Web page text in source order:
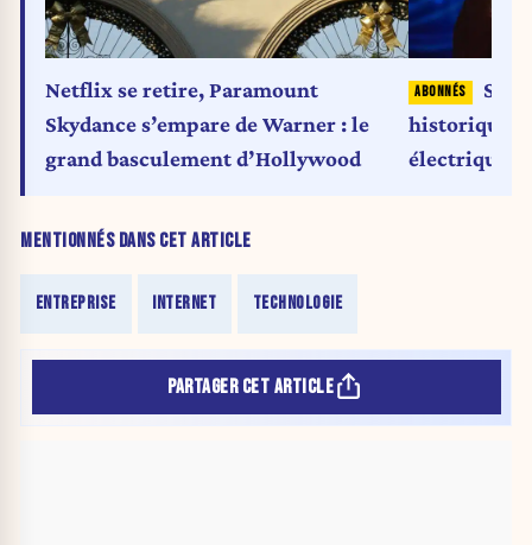
MENTIONNÉS DANS CET ARTICLE
ENTREPRISE INTERNET TECHNOLOGIE
Netflix se retire, Paramount
Skydance s’empare de Warner : le
grand basculement d’Hollywood
historique
électrique,
PARTAGER CET ARTICLE